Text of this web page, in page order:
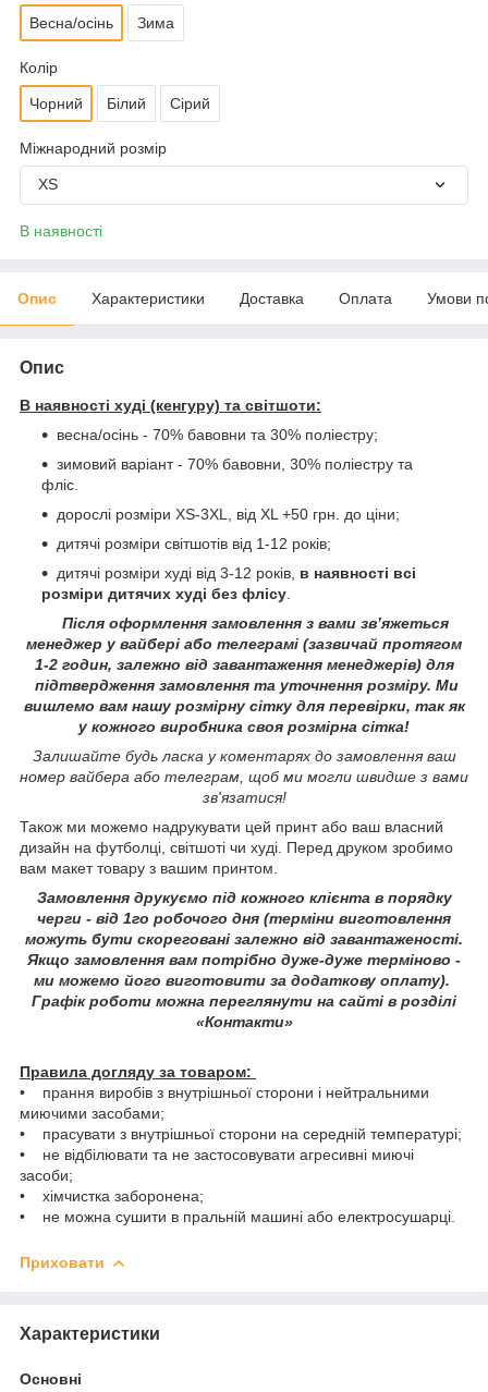
Весна/осінь Зима
Колір
Чорний Білий Сірий
Міжнародний розмір
XS
В наявності
Опис Характеристики Доставка Оплата Умови
Опис
В наявності худі (кенгуру) та світшоти:
весна/осінь - 70% бавовни та 30% поліестру;
зимовий варіант - 70% бавовни, 30% поліестру та
фліс.
дорослі розміри XS-3XL, від XL +50 грн. до ціни;
дитячі розміри світшотів від 1-12 років;
дитячі розміри худі від 3-12 років, в наявності всі
розміри дитячих худі без флісу
Після оформлення замовлення з вами зв’яжеться
менеджер у вайбері або телеграмі (зазвичай протягом
1-2 годин, залежно від завантаження менеджерів) для
підтвердження замовлення та уточнення розміру. Ми
вишлемо вам нашу розмірну сітку для перевірки, так як
у кожного виробника своя розмірна сітка!
Залишайте будь ласка у коментарях до замовлення ваш
номер вайбера або телеграм, щоб ми могли швидше з вами
зв'язатися!
Також ми можемо надрукувати цей принт або ваш власний
дизайн на футболці, світшоті чи худі. Перед друком зробимо
вам макет товару з вашим принтом.
Замовлення друкуємо під кожного клієнта в порядку
черги - від 1го робочого дня (терміни виготовлення
можуть бути скореговані залежно від завантаженості.
Якщо замовлення вам потрібно дуже-дуже терміново -
ми можемо його виготовити за додаткову оплату).
Графік роботи можна переглянути на сайті в розділі
«Контакти»
Правила догляду за товаром:
• прання виробів з внутрішньої сторони і нейтральними
миючими засобами;
• прасувати з внутрішньої сторони на середній температурі;
• не відбілювати та не застосовувати агресивні миючі
засоби;
• хімчистка заборонена;
• не можна сушити в пральній машині або електросушарці.
Приховати
Характеристики
Основні